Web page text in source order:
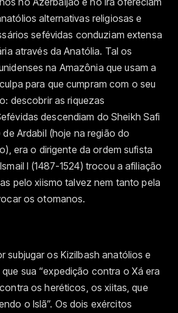
alternativas religiosas e
sefévidas conduziam extensa
através da Anatólia. Tal os
na Amazônia que usam a
para que cumpram com o seu
descobrir as riquezas
descendiam do Sheikh Safi
de Ardabil (hoje na região do
era o dirigente da ordem sufista
I (1487-1524) trocou a afiliação
pelo xiismo talvez nem tanto pela
os otomanos.
subjugar os Kizilbash anatólios e
sua “expedição contra o Xá era
os heréticos, os xiitas, que
o Islã”. Os dois exércitos